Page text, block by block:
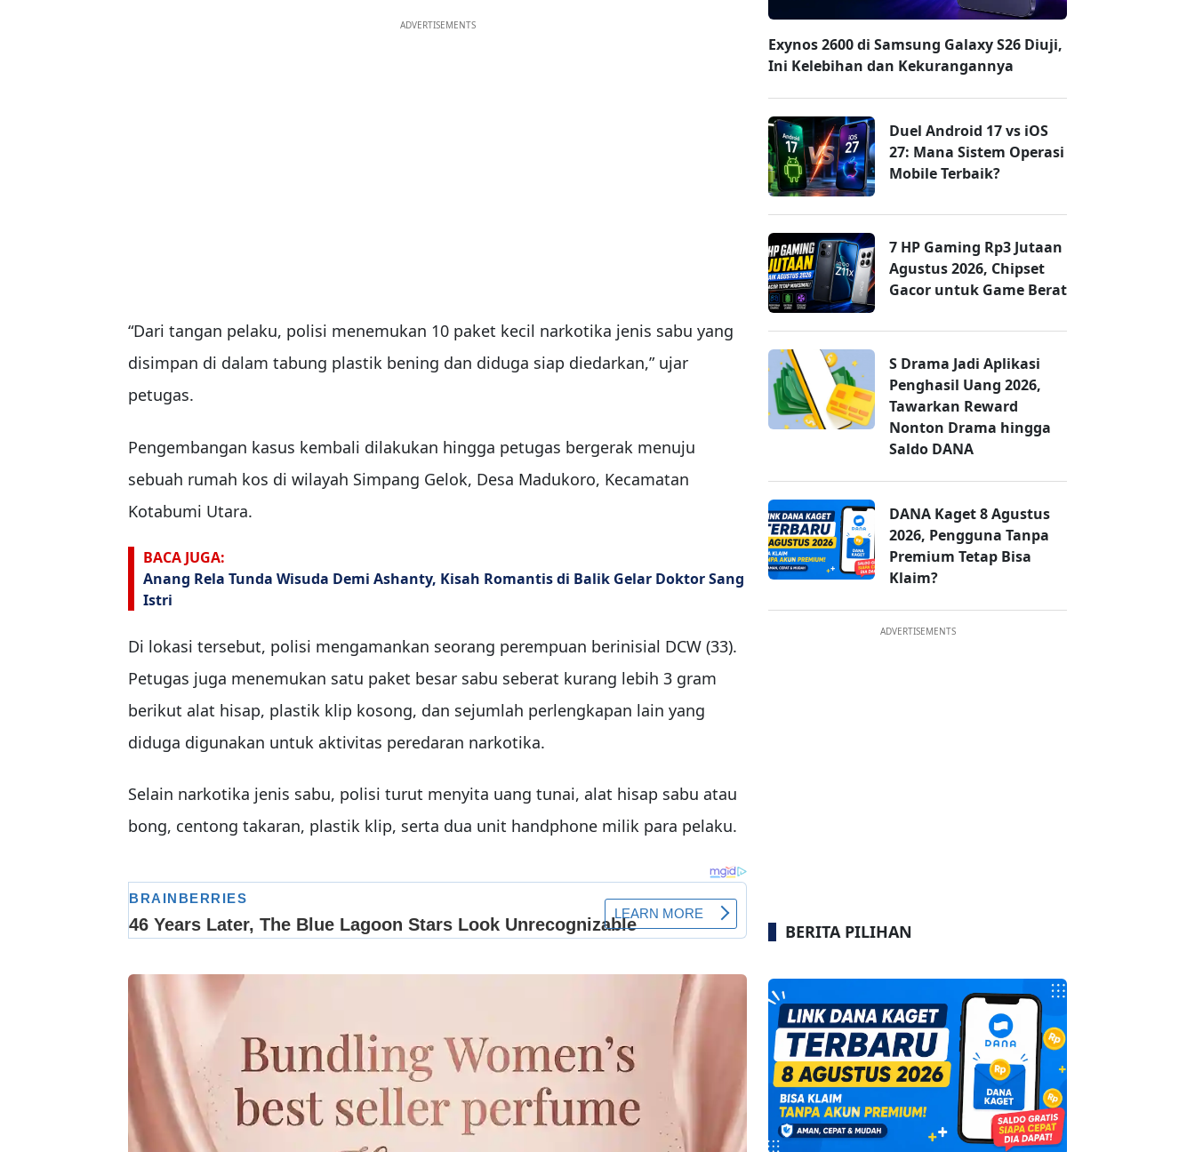
ADVERTISEMENTS
“Dari tangan pelaku, polisi menemukan 10 paket kecil narkotika jenis sabu yang
disimpan di dalam tabung plastik bening dan diduga siap diedarkan,” ujar
petugas.
Pengembangan kasus kembali dilakukan hingga petugas bergerak menuju
sebuah rumah kos di wilayah Simpang Gelok, Desa Madukoro, Kecamatan
Kotabumi Utara.
BACA JUGA:
Anang Rela Tunda Wisuda Demi Ashanty, Kisah Romantis di Balik Gelar Doktor Sang
Istri
Di lokasi tersebut, polisi mengamankan seorang perempuan berinisial DCW (33).
Petugas juga menemukan satu paket besar sabu seberat kurang lebih 3 gram
berikut alat hisap, plastik klip kosong, dan sejumlah perlengkapan lain yang
diduga digunakan untuk aktivitas peredaran narkotika.
Selain narkotika jenis sabu, polisi turut menyita uang tunai, alat hisap sabu atau
bong, centong takaran, plastik klip, serta dua unit handphone milik para pelaku.
Exynos 2600 di Samsung Galaxy S26 Diuji,
Ini Kelebihan dan Kekurangannya
Duel Android 17 vs iOS
27: Mana Sistem Operasi
Mobile Terbaik?
7 HP Gaming Rp3 Jutaan
Agustus 2026, Chipset
Gacor untuk Game Berat
S Drama Jadi Aplikasi
Penghasil Uang 2026,
Tawarkan Reward
Nonton Drama hingga
Saldo DANA
DANA Kaget 8 Agustus
2026, Pengguna Tanpa
Premium Tetap Bisa
Klaim?
ADVERTISEMENTS
BERITA PILIHAN